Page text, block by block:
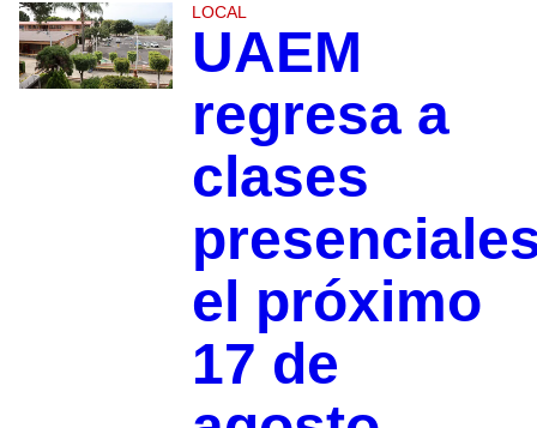
LOCAL
UAEM
regresa a
clases
el próximo
17 de